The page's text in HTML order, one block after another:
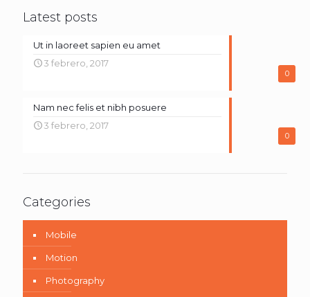
Latest posts
0
Ut in laoreet sapien eu amet
3 febrero, 2017
0
Nam nec felis et nibh posuere
3 febrero, 2017
Categories
Mobile
Motion
Photography